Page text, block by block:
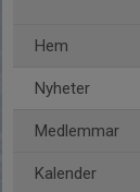
Hem
Nyheter
Medlemmar
Kalender